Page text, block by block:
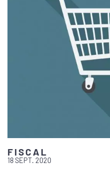
FISCAL
18 SEPT. 2020